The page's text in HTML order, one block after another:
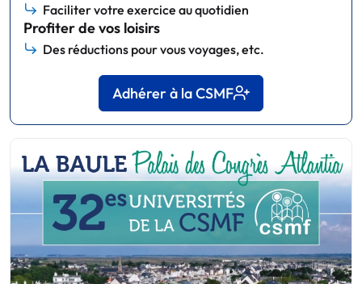
Faciliter votre exercice au quotidien
Profiter de vos loisirs
Des réductions pour vous voyages, etc.
Adhérer à la CSMF